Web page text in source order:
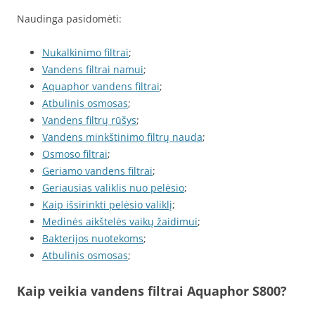
Naudinga pasidomėti:
Nukalkinimo filtrai;
Vandens filtrai namui;
Aquaphor vandens filtrai;
Atbulinis osmosas;
Vandens filtrų rūšys;
Vandens minkštinimo filtrų nauda;
Osmoso filtrai;
Geriamo vandens filtrai;
Geriausias valiklis nuo pelėsio;
Kaip išsirinkti pelėsio valiklį;
Medinės aikštelės vaikų žaidimui;
Bakterijos nuotekoms;
Atbulinis osmosas;
Kaip veikia vandens filtrai Aquaphor S800?